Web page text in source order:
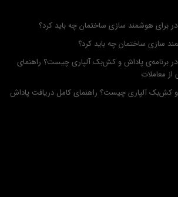
در برای هوشمند سازی ساختمان چه باید کرد؟
سازی ساختمان چه باید کرد؟
در برنامه‌ی پاداش و کش‌بک آلپاری چیست؟ راهنمای
معاملات
و کش‌بک آلپاری چیست؟ راهنمای کامل دریافت پاداش